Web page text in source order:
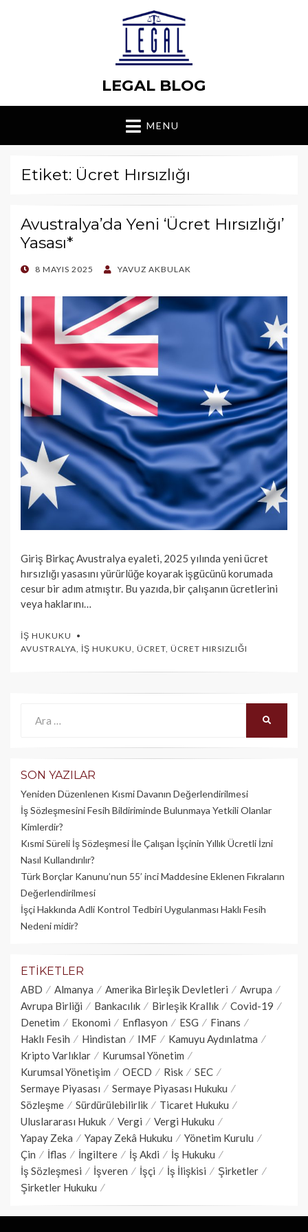
LEGAL BLOG
MENU
Etiket: Ücret Hırsızlığı
Avustralya’da Yeni ‘Ücret Hırsızlığı’
Yasası*
POSTED
8 MAYIS 2025 YAVUZ AKBULAK
Giriş Birkaç Avustralya eyaleti, 2025 yılında yeni ücret
hırsızlığı yasasını yürürlüğe koyarak işgücünü korumada
cesur bir adım atmıştır. Bu yazıda, bir çalışanın ücretlerini
veya haklarını…
İŞ HUKUKU
AVUSTRALYA İŞ HUKUKU ÜCRET ÜCRET HIRSIZLIĞI
SON YAZILAR
Yeniden Düzenlenen Kısmi Davanın Değerlendirilmesi
İş Sözleşmesini Fesih Bildiriminde Bulunmaya Yetkili Olanlar
Kimlerdir?
Kısmi Süreli İş Sözleşmesi İle Çalışan İşçinin Yıllık Üc­retli İzni
Nasıl Kullandırılır?
Türk Borçlar Kanunu’nun 55’ inci Maddesine Eklenen Fıkraların
Değerlendirilmesi
İşçi Hakkında Adli Kontrol Tedbiri Uygulanması Haklı Fesih
Nedeni midir?
ETIKETLER
ABD Almanya Amerika Birleşik Devletleri
Avrupa
Avrupa Birliği
Bankacılık Birleşik Krallık
Covid-19
Denetim
Ekonomi Enflasyon ESG
Finans
Haklı Fesih
Hindistan IMF
Kamuyu Aydınlatma
Kripto Varlıklar
Kurumsal Yönetim
Kurumsal Yönetişim
OECD Risk
SEC
Sermaye Piyasası
Sermaye Piyasası Hukuku
Sözleşme
Sürdürülebilirlik
Ticaret Hukuku
Uluslararası Hukuk
Vergi
Vergi Hukuku
Yapay Zeka
Yapay Zekâ Hukuku
Yönetim Kurulu
Çin
İflas İngiltere İş Akdi
İş Hukuku
İş Sözleşmesi
İşveren İşçi İş İlişkisi
Şirketler
Şirketler Hukuku